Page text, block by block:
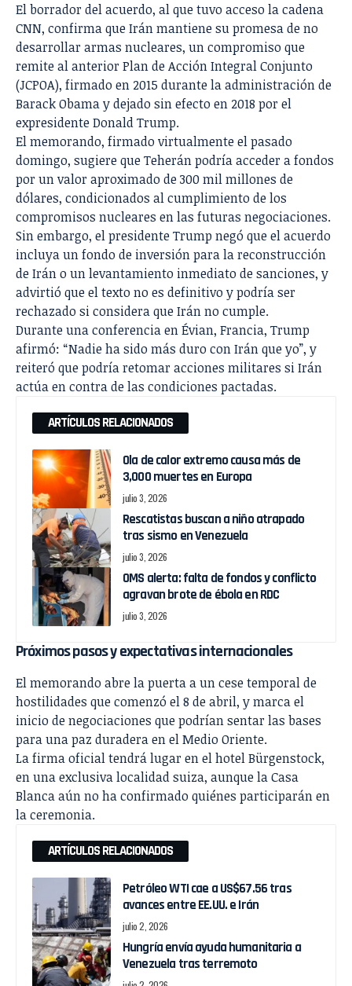
El borrador del acuerdo, al que tuvo acceso la cadena
CNN, confirma que Irán mantiene su promesa de no
desarrollar armas nucleares, un compromiso que
remite al anterior Plan de Acción Integral Conjunto
(JCPOA), firmado en 2015 durante la administración de
Barack Obama y dejado sin efecto en 2018 por el
expresidente Donald Trump.
El memorando, firmado virtualmente el pasado
domingo, sugiere que Teherán podría acceder a fondos
por un valor aproximado de 300 mil millones de
dólares, condicionados al cumplimiento de los
compromisos nucleares en las futuras negociaciones.
Sin embargo, el presidente Trump negó que el acuerdo
incluya un fondo de inversión para la reconstrucción
de Irán o un levantamiento inmediato de sanciones, y
advirtió que el texto no es definitivo y podría ser
rechazado si considera que Irán no cumple.
Durante una conferencia en Évian, Francia, Trump
afirmó: “Nadie ha sido más duro con Irán que yo”, y
reiteró que podría retomar acciones militares si Irán
actúa en contra de las condiciones pactadas.
ARTÍCULOS RELACIONADOS
Ola de calor extremo causa más de
3,000 muertes en Europa
julio 3, 2026
Rescatistas buscan a niño atrapado
tras sismo en Venezuela
julio 3, 2026
OMS alerta: falta de fondos y conflicto
agravan brote de ébola en RDC
julio 3, 2026
Próximos pasos y expectativas internacionales
El memorando abre la puerta a un cese temporal de
hostilidades que comenzó el 8 de abril, y marca el
inicio de negociaciones que podrían sentar las bases
para una paz duradera en el Medio Oriente.
La firma oficial tendrá lugar en el hotel Bürgenstock,
en una exclusiva localidad suiza, aunque la Casa
Blanca aún no ha confirmado quiénes participarán en
la ceremonia.
ARTÍCULOS RELACIONADOS
Petróleo WTI cae a US$67.56 tras
avances entre EE.UU. e Irán
julio 2, 2026
Hungría envía ayuda humanitaria a
Venezuela tras terremoto